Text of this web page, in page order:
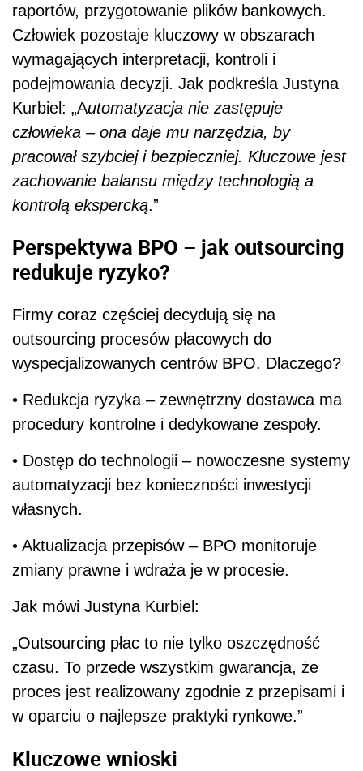
raportów, przygotowanie plików bankowych.
Człowiek pozostaje kluczowy w obszarach
wymagających interpretacji, kontroli i
podejmowania decyzji. Jak podkreśla Justyna
Kurbiel: „Automatyzacja nie zastępuje
człowieka – ona daje mu narzędzia, by
pracował szybciej i bezpieczniej. Kluczowe jest
zachowanie balansu między technologią a
kontrolą ekspercką.”
Perspektywa BPO – jak outsourcing
redukuje ryzyko?
Firmy coraz częściej decydują się na
outsourcing procesów płacowych do
wyspecjalizowanych centrów BPO. Dlaczego?
• Redukcja ryzyka – zewnętrzny dostawca ma
procedury kontrolne i dedykowane zespoły.
• Dostęp do technologii – nowoczesne systemy
automatyzacji bez konieczności inwestycji
własnych.
• Aktualizacja przepisów – BPO monitoruje
zmiany prawne i wdraża je w procesie.
Jak mówi Justyna Kurbiel:
„Outsourcing płac to nie tylko oszczędność
czasu. To przede wszystkim gwarancja, że
proces jest realizowany zgodnie z przepisami i
w oparciu o najlepsze praktyki rynkowe.”
Kluczowe wnioski